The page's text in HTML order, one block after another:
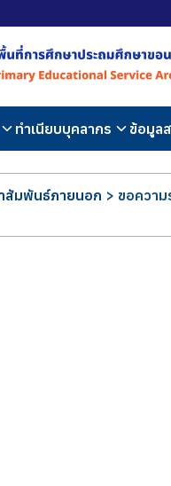
ทำเนียบบุคลากร ข้อมูล
สัมพันธ์ภายนอก > ขอควา